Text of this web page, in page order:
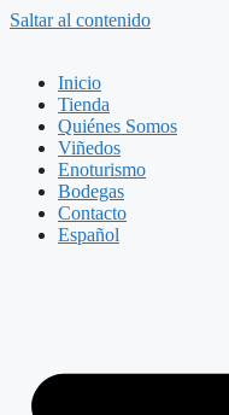
Saltar al contenido
Inicio
Tienda
Quiénes Somos
Viñedos
Enoturismo
Bodegas
Contacto
Español